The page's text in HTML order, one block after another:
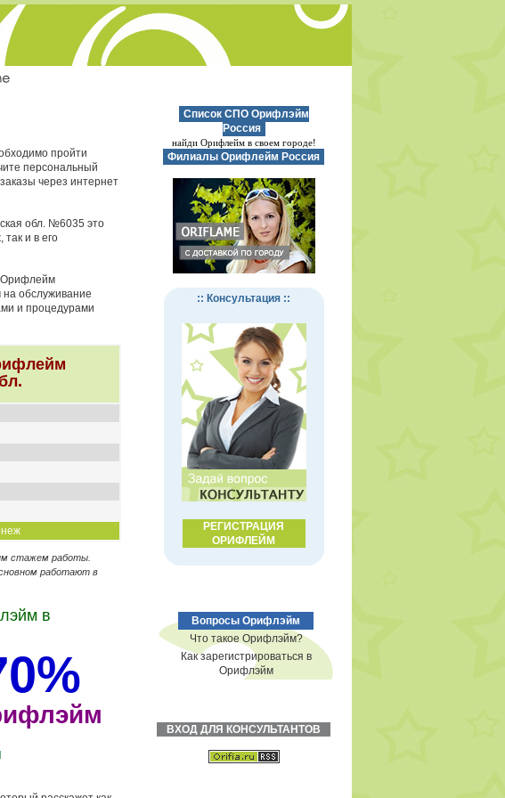
пройти
персональный
через интернет
обл. №6035 это
и в его
Орифлейм
на обслуживание
и процедурами
стажем работы.
работают в
в
Список СПО Орифлэйм
Россия
найди Орифлейм в своем городе!
Филиалы Орифлейм Россия
:: Консультация ::
РЕГИСТРАЦИЯ
ОРИФЛЕЙМ
Вопросы Орифлэйм
Что такое Орифлэйм?
Как зарегистрироваться в
Орифлэйм
ВХОД ДЛЯ КОНСУЛЬТАНТОВ